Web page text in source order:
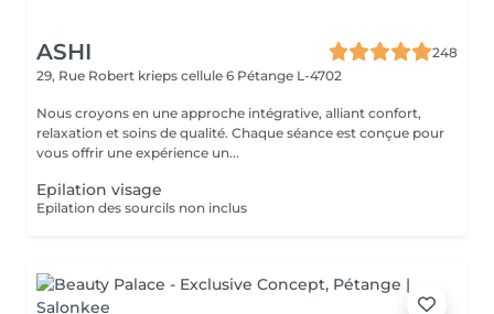
ASHI
248
29, Rue Robert krieps cellule 6 Pétange L-4702
Nous croyons en une approche intégrative, alliant confort,
relaxation et soins de qualité. Chaque séance est conçue pour
vous offrir une expérience un...
Epilation visage
Epilation des sourcils non inclus